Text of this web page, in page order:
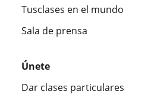
Tusclases en el mundo
Sala de prensa
Únete
Dar clases particulares